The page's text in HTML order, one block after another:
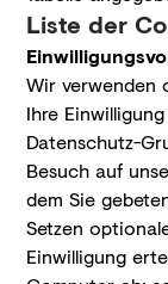
Liste der
Wir verwenden
Ihre
Datenschutz-
Besuch auf
dem Sie
Setzen
Einwilligung